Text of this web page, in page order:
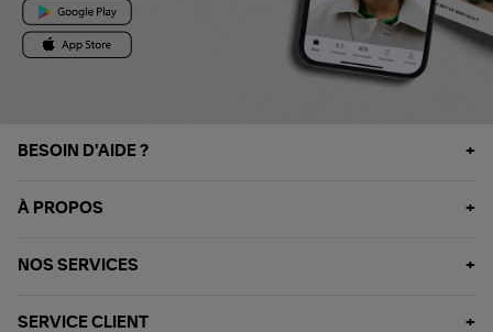
BESOIN D'AIDE ?
À PROPOS
NOS SERVICES
SERVICE CLIENT